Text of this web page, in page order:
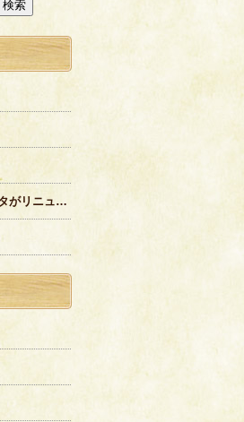
メロンのパンナコッタがリニューアル